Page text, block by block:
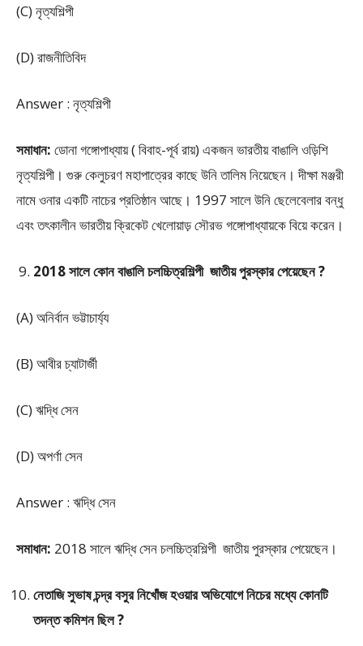
(C) নৃত্যশিল্পী
(D) রাজনীতিবিদ
Answer : নৃত্যশিল্পী
সমাধান: ডোনা গঙ্গোপাধ্যায় ( বিবাহ-পূর্ব রায়) একজন ভারতীয় বাঙালি ওড়িশি
নৃত্যশিল্পী। গুরু কেলুচরণ মহাপাত্রের কাছে উনি তালিম নিয়েছেন। দীক্ষা মঞ্জরী
নামে ওনার একটি নাচের প্রতিষ্ঠান আছে। 1997 সালে উনি ছেলেবেলার বন্ধু
এবং তৎকালীন ভারতীয় ক্রিকেট খেলোয়াড় সৌরভ গঙ্গোপাধ্যায়কে বিয়ে করেন।
2018 সালে কোন বাঙালি চলচ্চিত্রশিল্পী জাতীয় পুরস্কার পেয়েছেন ?
(A) অনির্বান ভট্টাচার্য্য
(B) আবীর চ্যাটার্জী
(C) ঋদ্ধি সেন
(D) অপর্ণা সেন
Answer : ঋদ্ধি সেন
সমাধান: 2018 সালে ঋদ্ধি সেন চলচ্চিত্রশিল্পী জাতীয় পুরস্কার পেয়েছেন।
নেতাজি সুভাষ চন্দ্র বসুর নিখোঁজ হওয়ার অভিযোগে নিচের মধ্যে কোনটি
তদন্ত কমিশন ছিল ?